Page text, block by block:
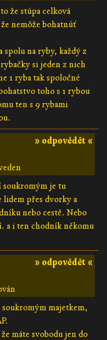
že stúpa celková
nemôže bohatnúť
spolu na ryby, každý z
si jeden z nich
1 ryba tak spoločné
toho s 1 rybou
ten s 9 rybami
» odpovědět «
soukromým je tu
lidem přes dvorky a
nebo cestě. Nebo
a i ten chodník někomu
» odpovědět «
majetkem,
máte svobodu jen do